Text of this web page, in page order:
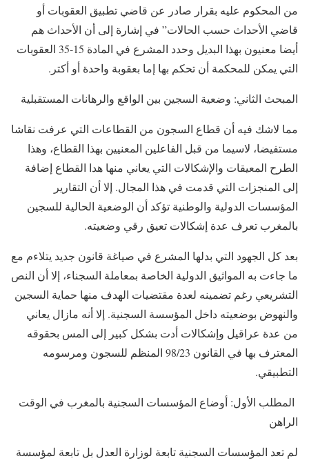
من المحكوم عليه بقرار صادر عن قاضي تطبيق العقوبات أو
قاضي الأحداث حسب الحالات” في إشارة إلى أن الأحداث هم
أيضا معنيون بهذا البديل وحدد المشرع في المادة 15-35 العقوبات
التي يمكن للمحكمة أن تحكم بها إما بعقوبة واحدة أو أكتر.
المبحث الثاني: وضعية السجين بين الواقع والرهانات المستقبلية
مما لاشك فيه أن قطاع السجون من القطاعات التي عرفت نقاشا
مستفيضا، لاسيما من قبل الفاعلين المعنيين بهذا القطاع، وهذا
الطرح المعيقات والإشكالات التي يعاني منها هدا القطاع إضافة
إلى المنجزات التي قدمت في هذا المجال. إلا أن التقارير
المؤسسات الدولية والوطنية تؤكد أن الوضعية الحالية للسجين
بالمغرب تعرف عدة إشكالات تعيق رقي وضعيته.
بعد كل الجهود التي بدلها المشرع في صياغة قانون جديد يتلاءم مع
ما جاءت به المواثيق الدولية الخاصة بمعاملة السجناء، إلا أن النص
التشريعي رغم تضمينه لعدة مقتضيات الهدف منها حماية السجين
والنهوض بوضعيته داخل المؤسسة السجنية. إلا أنه مازال يعاني
من عدة عراقيل وإشكالات أدت بشكل كبير إلى المس بحقوقه
المعترف بها في القانون 98/23 المنظم للسجون ومرسومه
التطبيقي.
المطلب الأول: أوضاع المؤسسات السجنية بالمغرب في الوقت
الراهن
لم تعد المؤسسات السجنية تابعة لوزارة العدل بل تابعة لمؤسسة